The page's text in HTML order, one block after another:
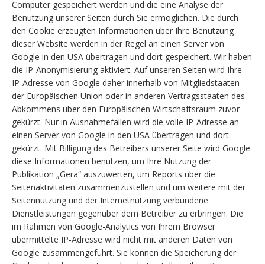
Computer gespeichert werden und die eine Analyse der
Benutzung unserer Seiten durch Sie ermöglichen. Die durch
den Cookie erzeugten Informationen über Ihre Benutzung
dieser Website werden in der Regel an einen Server von
Google in den USA übertragen und dort gespeichert. Wir haben
die IP-Anonymisierung aktiviert. Auf unseren Seiten wird Ihre
IP-Adresse von Google daher innerhalb von Mitgliedstaaten
der Europäischen Union oder in anderen Vertragsstaaten des
Abkommens über den Europäischen Wirtschaftsraum zuvor
gekürzt. Nur in Ausnahmefällen wird die volle IP-Adresse an
einen Server von Google in den USA übertragen und dort
gekürzt. Mit Billigung des Betreibers unserer Seite wird Google
diese Informationen benutzen, um Ihre Nutzung der
Publikation „Gera“ auszuwerten, um Reports über die
Seitenaktivitäten zusammenzustellen und um weitere mit der
Seitennutzung und der Internetnutzung verbundene
Dienstleistungen gegenüber dem Betreiber zu erbringen. Die
im Rahmen von Google-Analytics von Ihrem Browser
übermittelte IP-Adresse wird nicht mit anderen Daten von
Google zusammengeführt. Sie können die Speicherung der